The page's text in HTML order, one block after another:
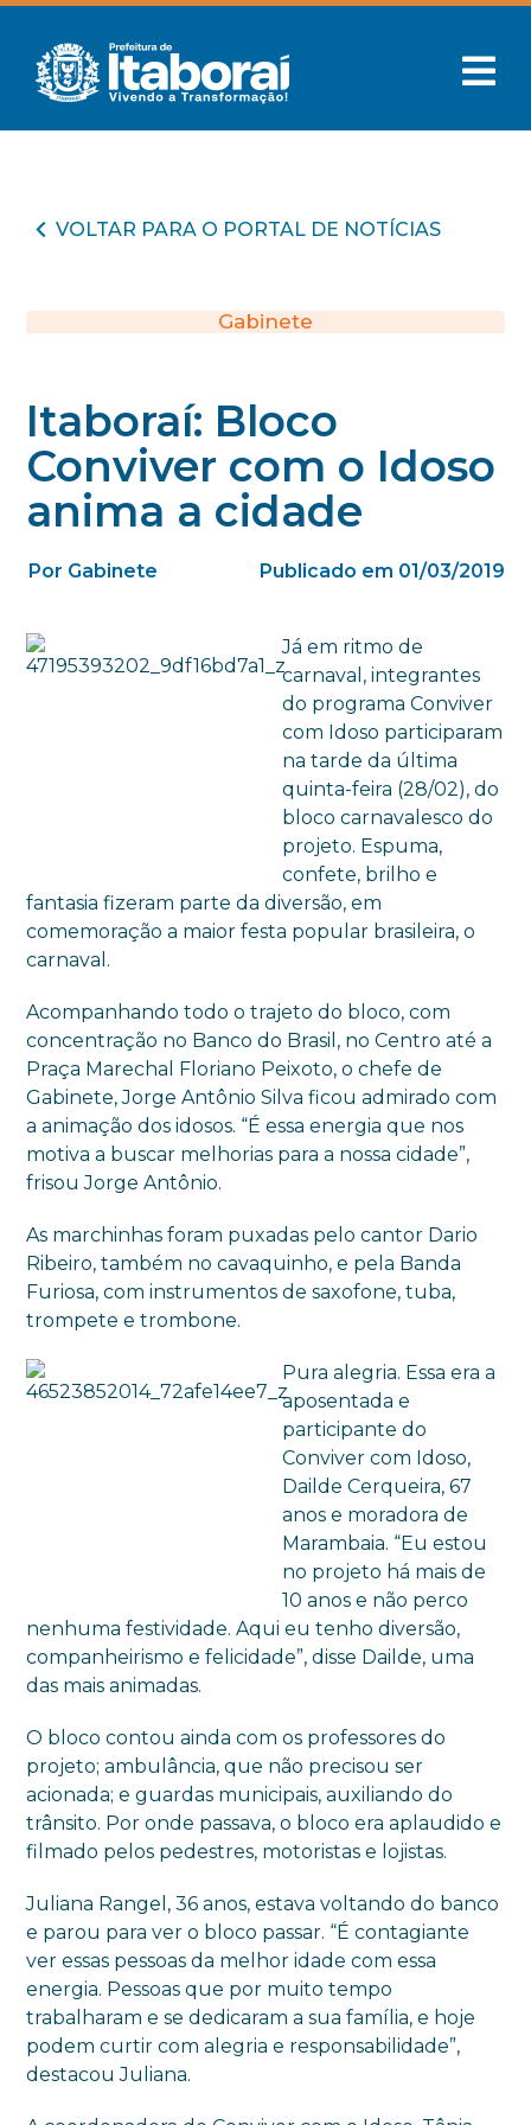
VOLTAR PARA O PORTAL DE NOTÍCIAS
Gabinete
Itaboraí: Bloco
Conviver com o Idoso
anima a cidade
Por Gabinete Publicado em 01/03/2019
Já em ritmo de
carnaval, integrantes
do programa Conviver
com Idoso participaram
na tarde da última
quinta-feira (28/02), do
bloco carnavalesco do
projeto. Espuma,
confete, brilho e
fantasia fizeram parte da diversão, em
comemoração a maior festa popular brasileira, o
carnaval.
Acompanhando todo o trajeto do bloco, com
concentração no Banco do Brasil, no Centro até a
Praça Marechal Floriano Peixoto, o chefe de
Gabinete, Jorge Antônio Silva ficou admirado com
a animação dos idosos. “É essa energia que nos
motiva a buscar melhorias para a nossa cidade”,
frisou Jorge Antônio.
As marchinhas foram puxadas pelo cantor Dario
Ribeiro, também no cavaquinho, e pela Banda
Furiosa, com instrumentos de saxofone, tuba,
trompete e trombone.
Pura alegria. Essa era a
aposentada e
participante do
Conviver com Idoso,
Dailde Cerqueira, 67
anos e moradora de
Marambaia. “Eu estou
no projeto há mais de
10 anos e não perco
nenhuma festividade. Aqui eu tenho diversão,
companheirismo e felicidade”, disse Dailde, uma
das mais animadas.
O bloco contou ainda com os professores do
projeto; ambulância, que não precisou ser
acionada; e guardas municipais, auxiliando do
trânsito. Por onde passava, o bloco era aplaudido e
filmado pelos pedestres, motoristas e lojistas.
Juliana Rangel, 36 anos, estava voltando do banco
e parou para ver o bloco passar. “É contagiante
ver essas pessoas da melhor idade com essa
energia. Pessoas que por muito tempo
trabalharam e se dedicaram a sua família, e hoje
podem curtir com alegria e responsabilidade”,
destacou Juliana.